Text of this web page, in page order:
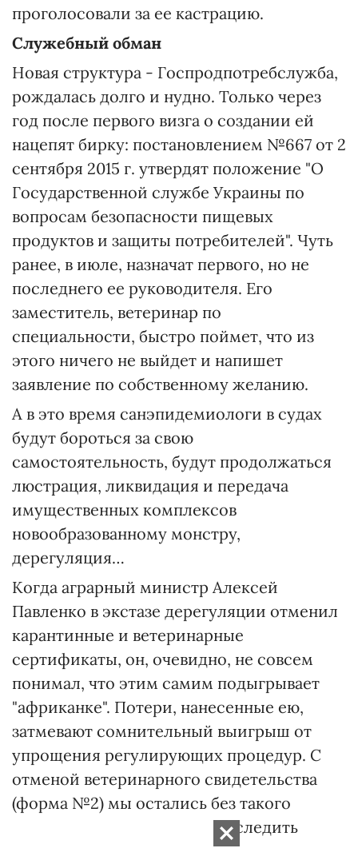
проголосовали за ее кастрацию.
Служебный обман
Новая структура - Госпродпотребслужба,
рождалась долго и нудно. Только через
год после первого визга о создании ей
нацепят бирку: постановлением №667 от 2
сентября 2015 г. утвердят положение "О
Государственной службе Украины по
вопросам безопасности пищевых
продуктов и защиты потребителей". Чуть
ранее, в июле, назначат первого, но не
последнего ее руководителя. Его
заместитель, ветеринар по
специальности, быстро поймет, что из
этого ничего не выйдет и напишет
заявление по собственному желанию.
А в это время санэпидемиологи в судах
будут бороться за свою
самостоятельность, будут продолжаться
люстрация, ликвидация и передача
имущественных комплексов
новообразованному монстру,
дерегуляция…
Когда аграрный министр Алексей
Павленко в экстазе дерегуляции отменил
карантинные и ветеринарные
сертификаты, он, очевидно, не совсем
понимал, что этим самим подыгрывает
"африканке". Потери, нанесенные ею,
затмевают сомнительный выигрыш от
упрощения регулирующих процедур. С
отменой ветеринарного свидетельства
(форма №2) мы остались без такого
рычага как возможность проследить
перемещения продукции.